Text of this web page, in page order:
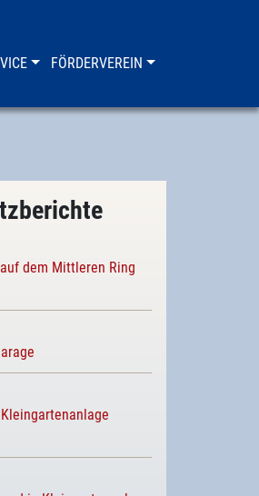
FÖRDERVEREIN
dem Mittleren Ring